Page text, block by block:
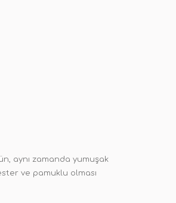
aynı zamanda yumuşak
ve pamuklu olması